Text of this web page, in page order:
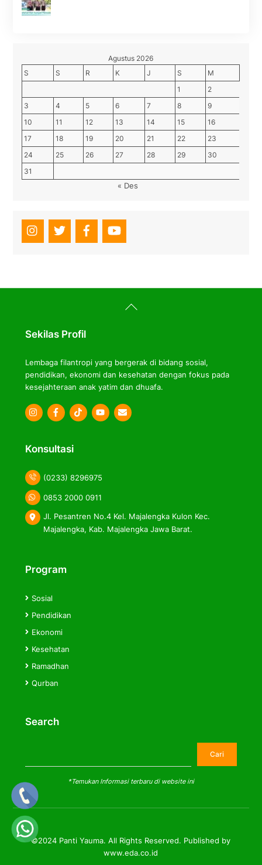
Agustus 2026
S
S R K J S
M
1
2
3
4 5 6 7 8
9
10
11 12 13 14 15
16
17
18 19 20 21 22
23
24
25 26 27 28 29
30
31
« Des
Back
To
Sekilas Profil
Lembaga filantropi yang bergerak di bidang sosial,
pendidikan, ekonomi dan kesehatan dengan fokus pada
kesejahteraan anak yatim dan dhuafa.
Icon
Icon
Icon
Konsultasi
(0233) 8296975
0853 2000 0911
Jl. Pesantren No.4 Kel. Majalengka Kulon Kec.
Majalengka, Kab. Majalengka Jawa Barat.
Program
Sosial
Pendidikan
Ekonomi
Kesehatan
Ramadhan
Qurban
Search
Cari
*Temukan Informasi terbaru di website ini
©2024 Panti Yauma. All Rights Reserved. Published by
www.eda.co.id